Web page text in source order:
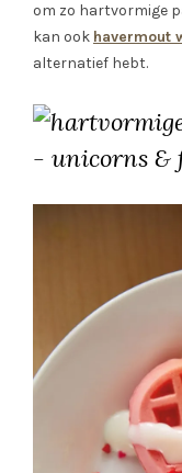
om zo hartvormige
kan ook havermout
alternatief hebt.